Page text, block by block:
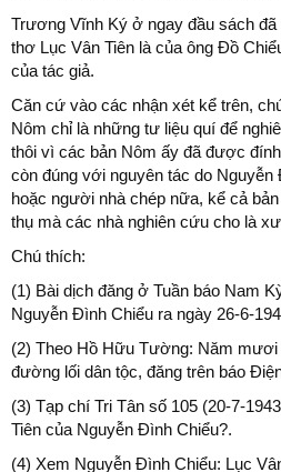
Trương Vĩnh Ký ở ngay đầu sách đã
thơ Lục Vân Tiên là của ông Đồ
của tác giả.
Căn cứ vào các nhận xét kể trên,
Nôm chỉ là những tư liệu quí để
thôi vì các bản Nôm ấy đã được
còn đúng với nguyên tác do
hoặc người nhà chép nữa, kể cả
thụ mà các nhà nghiên cứu cho là
Chú thích:
(1) Bài dịch đăng ở Tuần báo Nam
Nguyễn Đình Chiểu ra ngày 26-6-
(2) Theo Hồ Hữu Tường: Năm mươi
đường lối dân tộc, đăng trên báo
(3) Tạp chí Tri Tân số 105 (20-7-
Tiên của Nguyễn Đình Chiểu?.
(4) Xem Nguyễn Đình Chiểu: Lục